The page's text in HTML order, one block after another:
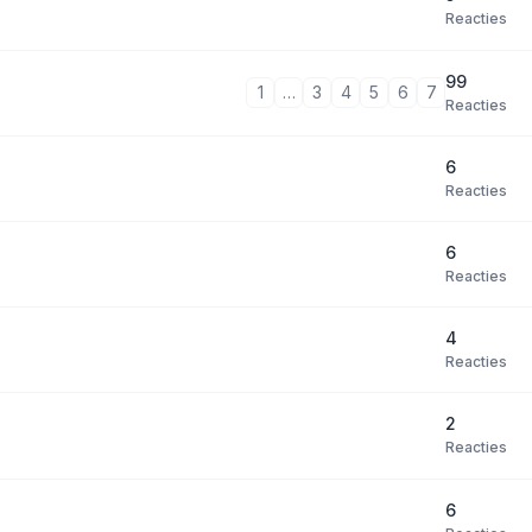
Reacties
1 … 3 4 5 6 7
99
Reacties
6
Reacties
6
Reacties
4
Reacties
2
Reacties
6